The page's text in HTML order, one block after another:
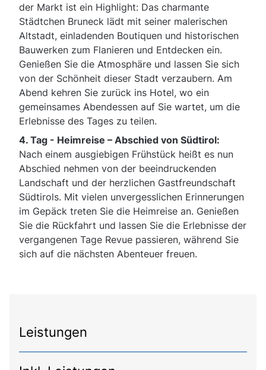
der Markt ist ein Highlight: Das charmante
Städtchen Bruneck lädt mit seiner malerischen
Altstadt, einladenden Boutiquen und historischen
Bauwerken zum Flanieren und Entdecken ein.
Genießen Sie die Atmosphäre und lassen Sie sich
von der Schönheit dieser Stadt verzaubern. Am
Abend kehren Sie zurück ins Hotel, wo ein
gemeinsames Abendessen auf Sie wartet, um die
Erlebnisse des Tages zu teilen.
4. Tag - Heimreise – Abschied von Südtirol:
Nach einem ausgiebigen Frühstück heißt es nun
Abschied nehmen von der beeindruckenden
Landschaft und der herzlichen Gastfreundschaft
Südtirols. Mit vielen unvergesslichen Erinnerungen
im Gepäck treten Sie die Heimreise an. Genießen
Sie die Rückfahrt und lassen Sie die Erlebnisse der
vergangenen Tage Revue passieren, während Sie
sich auf die nächsten Abenteuer freuen.
Leistungen